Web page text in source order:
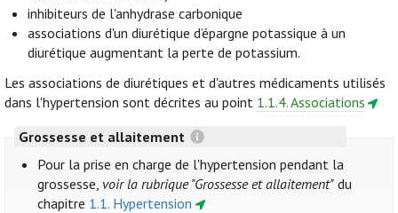
inhibiteurs de l'anhydrase carbonique
associations d'un diurétique d’épargne potassique à un
diurétique augmentant la perte de potassium.
Les associations de diurétiques et d'autres médicaments utilisés
dans l'hypertension sont décrites au point 1.1.4. Associations
Grossesse et allaitement
Pour la prise en charge de l'hypertension pendant la
grossesse, voir la rubrique "Grossesse et allaitement" du
chapitre 1.1. Hypertension